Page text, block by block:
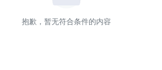
抱歉，暂无符合条件的内容